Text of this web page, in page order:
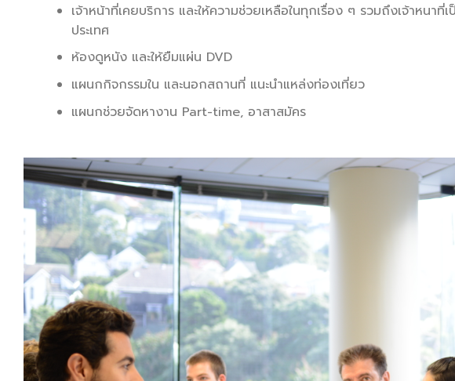
เจ้าหน้าที่เคยบริการ และให้ความช่วยเหลือในทุกเรื่อง ๆ รวมถึงเจ้าหนา
ประเทศ
ห้องดูหนัง และให้ยืมแผ่น DVD
แผนกกิจกรรมใน และนอกสถานที่ แนะนำแหล่งท่องเที่ยว
แผนกช่วยจัดหางาน Part-time, อาสาสมัคร